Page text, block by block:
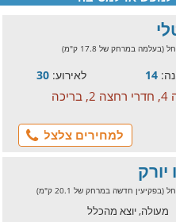
(בעלמה במרחק של 17.8 ק"מ)
14 לאירוע: 30
למחירים צלצל
יורק
(בפקיעין חדשה במרחק של 20.1 ק"מ)
מעולה, יוצא מהכלל